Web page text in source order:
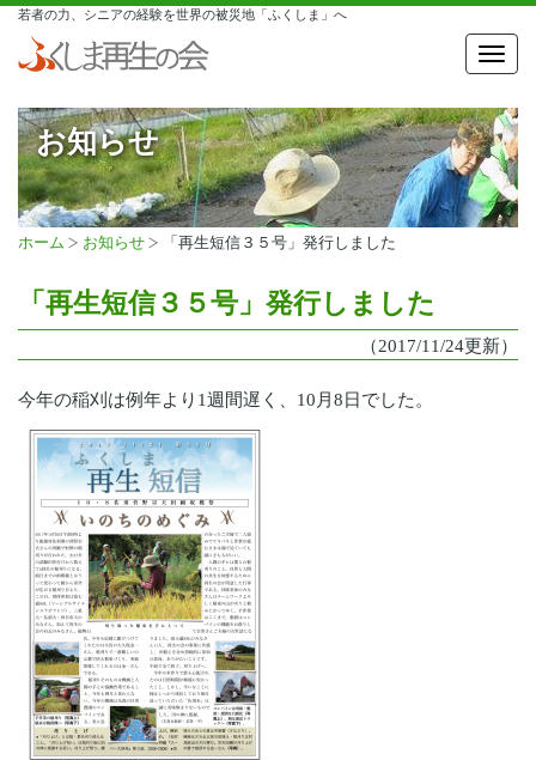
若者の力、シニアの経験を世界の被災地「ふくしま」へ
お知らせ
ホーム お知らせ 「再生短信３５号」発行しました
「再生短信３５号」発行しました
（2017/11/24更新）
今年の稲刈は例年より1週間遅く、10月8日でした。